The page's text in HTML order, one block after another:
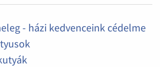
- házi kedvenceink cédelme